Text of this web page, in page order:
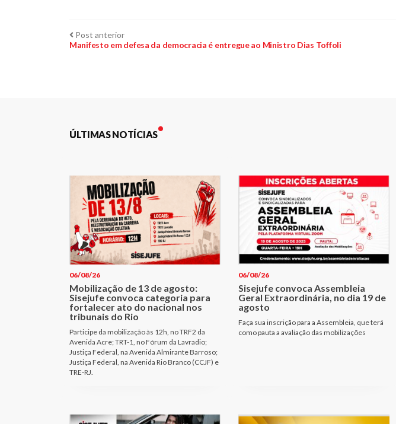
Navegação
Post anteriorPost
anterior:
Manifesto em defesa da democracia é entregue ao Ministro Dias Toffoli
ÚLTIMAS NOTÍCIAS
06/08/26
Mobilização de 13 de agosto:
Sisejufe convoca categoria para
fortalecer ato do nacional nos
tribunais do Rio
Participe da mobilização às 12h, no TRF2 da
Avenida Acre; TRT-1, no Fórum da Lavradio;
Justiça Federal, na Avenida Almirante Barroso;
Justiça Federal, na Avenida Rio Branco (CCJF) e
TRE-RJ.
06/08/26
Sisejufe convoca Assembleia
Geral Extraordinária, no dia 19 de
agosto
Faça sua inscrição para a Assembleia, que terá
como pauta a avaliação das mobilizações